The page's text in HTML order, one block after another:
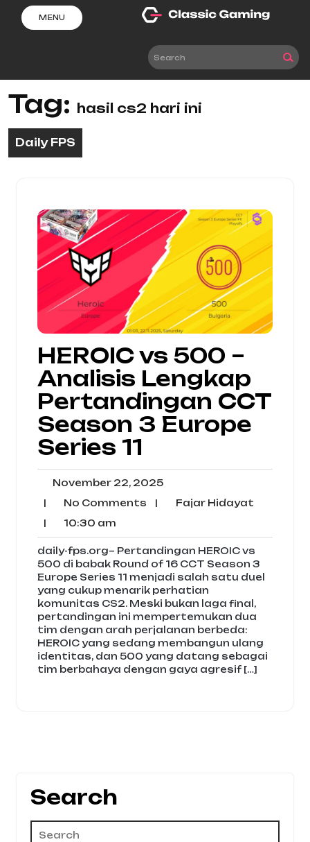
content
MENU
Tag: hasil cs2 hari ini
Daily FPS
HEROIC vs 500 –
Analisis Lengkap
Pertandingan CCT
Season 3 Europe
Series 11
November 22, 2025November
2025
| No Comments No| Fajar HidayatFajar
| 10:30 am
am
daily-fps.org– Pertandingan HEROIC vs
500 di babak Round of 16 CCT Season 3
Europe Series 11 menjadi salah satu duel
yang cukup menarik perhatian
komunitas CS2. Meski bukan laga final,
pertandingan ini mempertemukan dua
tim dengan arah perjalanan berbeda:
HEROIC yang sedang membangun ulang
identitas, dan 500 yang datang sebagai
tim berbahaya dengan gaya agresif […]
Search